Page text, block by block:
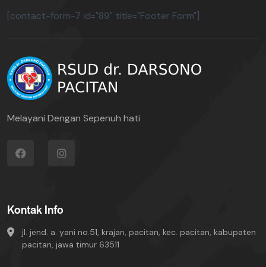
[contact-form-7 id="89" title="Footer Form"]
Melayani Dengan Sepenuh hati
Kontak Info
jl. jend. a. yani no.51, krajan, pacitan, kec. pacitan, kabupaten
pacitan, jawa timur 63511